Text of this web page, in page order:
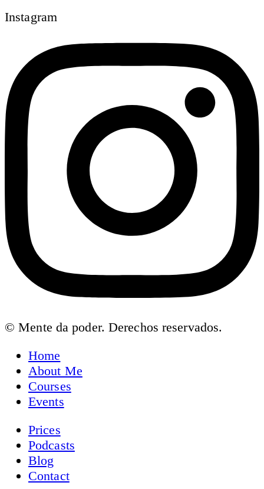
Instagram
© Mente da poder. Derechos reservados.
Home
About Me
Courses
Events
Prices
Podcasts
Blog
Contact